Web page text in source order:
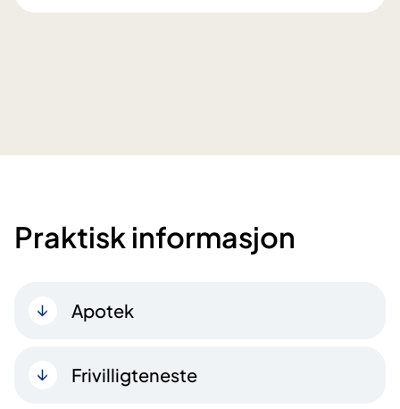
Praktisk informasjon
Apotek
Frivilligteneste